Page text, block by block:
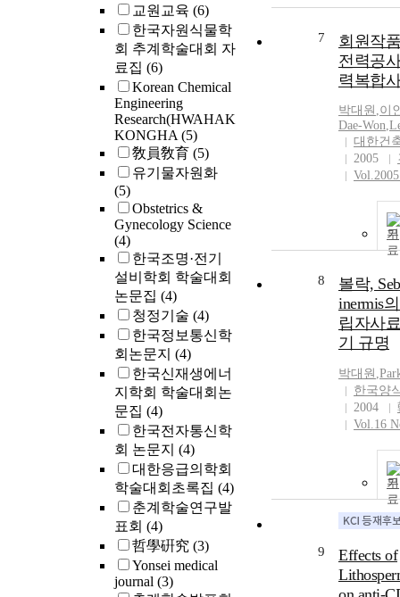
교원교육 (6)
한국자원식물학
회 추계학술대회 자
료집 (6)
Korean Chemical
Engineering
Research(HWAHAK
KONGHA(5)
敎員敎育 (5)
유기물자원화
(5)
Obstetrics &
Gynecology Science
(4)
한국조명·전기
설비학회 학술대회
논문집 (4)
청정기술 (4)
한국정보통신학
회논문지 (4)
한국신재생에너
지학회 학술대회논
문집 (4)
한국전자통신학
회 논문지 (4)
대한응급의학회
학술대회초록집 (4)
춘계학술연구발
표회 (4)
哲學硏究 (3)
Yonsei medical
journal (3)
7
회원작
전력공
력복합
박대원 ,이
Dae-Won,
대한건
2005
기
8
볼락,
inermis
립자사
기 규명
박대원 ,
한국양
2004
Vol.16
기
9
Effects of